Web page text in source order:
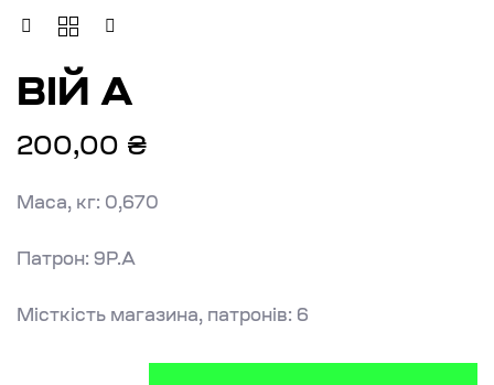
ВІЙ А
200,00 ₴
Маса, кг: 0,670
Патрон: 9Р.А
Місткість магазина, патронів: 6
ВІЙ
QUANTITY